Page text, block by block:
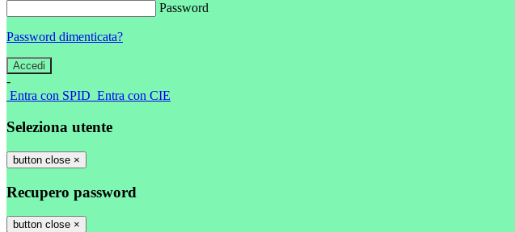
Password
Password dimenticata?
-
Entra con SPID Entra con CIE
Seleziona utente
button close ×
Recupero password
button close ×